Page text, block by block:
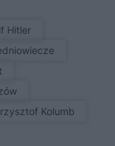
Hitler
Krzysztof Kolumb